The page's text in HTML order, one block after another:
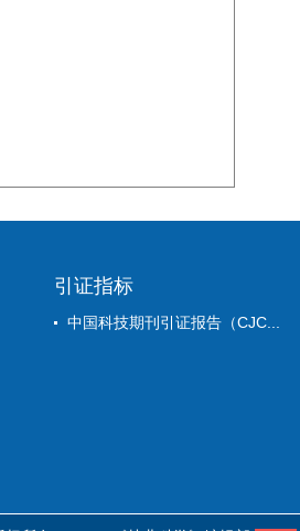
引证指标
中国科技期刊引证报告（CJC...